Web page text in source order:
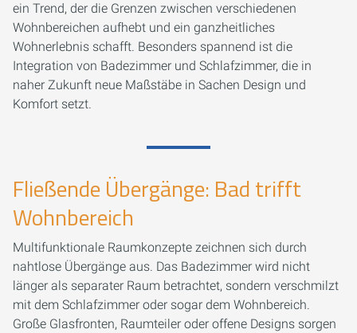
ein Trend, der die Grenzen zwischen verschiedenen
Wohnbereichen aufhebt und ein ganzheitliches
Wohnerlebnis schafft. Besonders spannend ist die
Integration von Badezimmer und Schlafzimmer, die in
naher Zukunft neue Maßstäbe in Sachen Design und
Komfort setzt.
Fließende Übergänge: Bad trifft
Wohnbereich
Multifunktionale Raumkonzepte zeichnen sich durch
nahtlose Übergänge aus. Das Badezimmer wird nicht
länger als separater Raum betrachtet, sondern verschmilzt
mit dem Schlafzimmer oder sogar dem Wohnbereich.
Große Glasfronten, Raumteiler oder offene Designs sorgen